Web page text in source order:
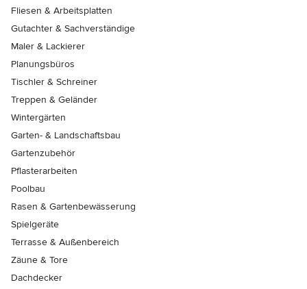
Fliesen & Arbeitsplatten
Gutachter & Sachverständige
Maler & Lackierer
Planungsbüros
Tischler & Schreiner
Treppen & Geländer
Wintergärten
Garten- & Landschaftsbau
Gartenzubehör
Pflasterarbeiten
Poolbau
Rasen & Gartenbewässerung
Spielgeräte
Terrasse & Außenbereich
Zäune & Tore
Dachdecker